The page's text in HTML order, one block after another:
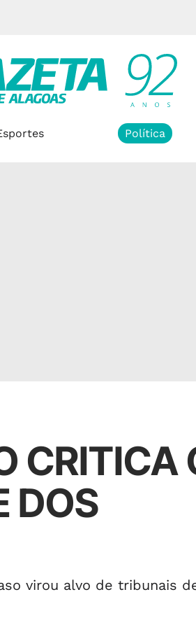
Política
CRITICA
DOS
virou alvo de tribunais